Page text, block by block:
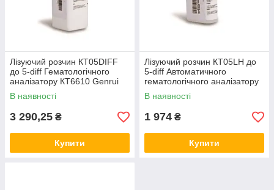
Лізуючий розчин КТ05DIFF
до 5-diff Гематологічного
аналізатору КТ6610 Genrui
В наявності
3 290,25 ₴
Купити
Лізуючий розчин КТ05LH до
5-diff Автоматичного
гематологічного аналізатору
КТ8000 Genrui 1шт
В наявності
1 974 ₴
Купити